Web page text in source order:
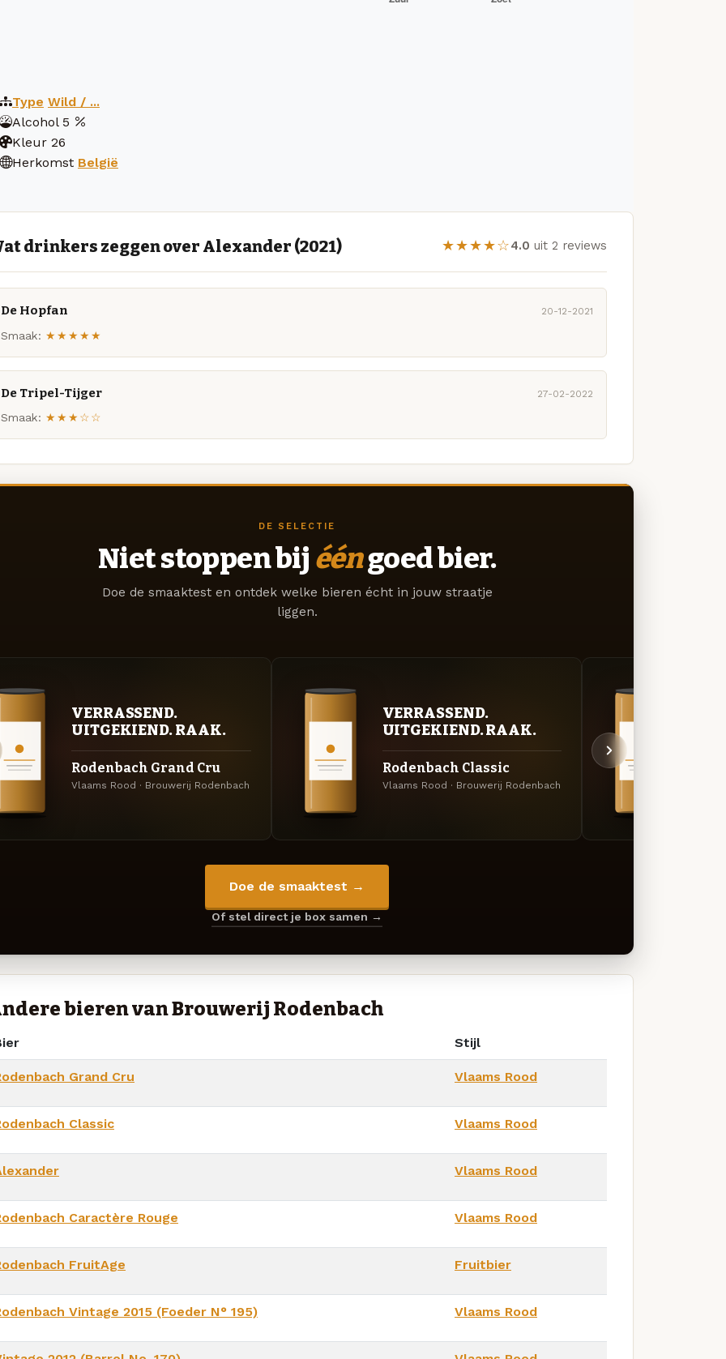
Type Wild / ...
Alcohol 5
Kleur 26
Herkomst België
drinkers zeggen over Alexander (2021) ★★★★☆4.0 uit 2 reviews
De Hopfan 20-12-2021
Smaak: ★★★★★
De Tripel-Tijger 27-02-2022
Smaak: ★★★☆☆
DE SELECTIE
Niet stoppen bij ééngoed bier.
Doe de smaaktest en ontdek welke bieren écht in jouw straatje
liggen.
VERRASSEND.
UITGEKIEND. RAAK.
Rodenbach Grand Cru
Vlaams Rood · Brouwerij Rodenbach
VERRASSEND.
UITGEKIEND. RAAK.
Rodenbach Classic
Vlaams Rood · Brouwerij Rodenbach
Doe de smaaktest →
Of stel direct je box samen →
bieren van Brouwerij Rodenbach
Stijl
Grand Cru Vlaams Rood
Classic Vlaams Rood
Vlaams Rood
Caractère Rouge Vlaams Rood
FruitAge Fruitbier
Vintage 2015 (Foeder N° 195) Vlaams Rood